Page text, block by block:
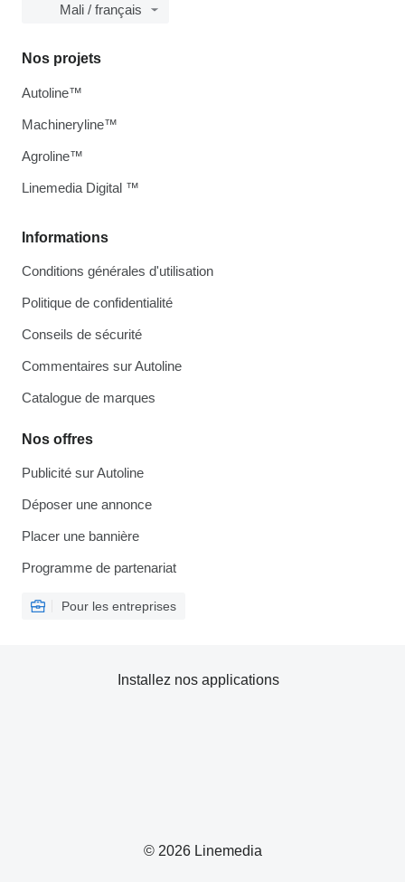
Mali / français
Informations
Conditions générales d'utilisation
Politique de confidentialité
Conseils de sécurité
Commentaires sur Autoline
Catalogue de marques
Nos offres
Publicité sur Autoline
Déposer une annonce
Placer une bannière
Programme de partenariat
Pour les entreprises
Nos projets
Autoline™
Machineryline™
Agroline™
Linemedia Digital ™
© 2026 Linemedia
Installez nos applications